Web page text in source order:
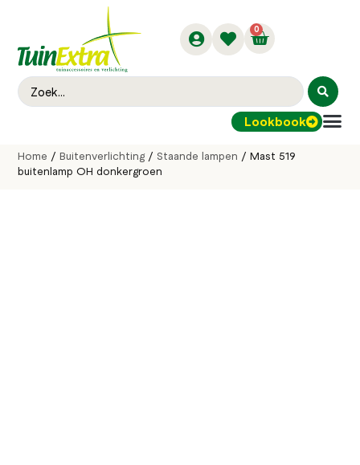
0
Lookbook
Home /Buitenverlichting/ Staande lampen / Mast 519
buitenlamp OH donkergroen